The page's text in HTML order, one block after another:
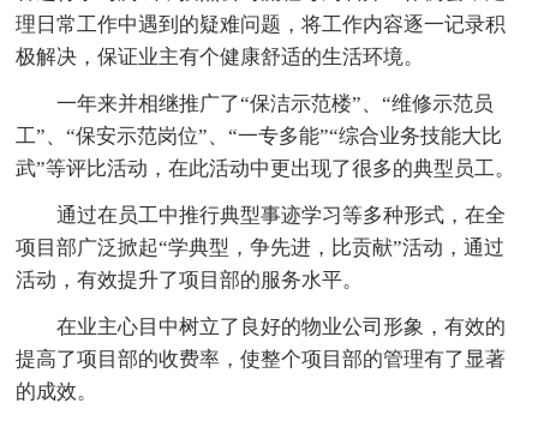
理日常工作中遇到的疑难问题，将工作内容逐一记录积
极解决，保证业主有个健康舒适的生活环境。
一年来并相继推广了“保洁示范楼”、“维修示范员
工”、“保安示范岗位”、“一专多能”“综合业务技能大比
武”等评比活动，在此活动中更出现了很多的典型员工。
通过在员工中推行典型事迹学习等多种形式，在全
项目部广泛掀起“学典型，争先进，比贡献”活动，通过
活动，有效提升了项目部的服务水平。
在业主心目中树立了良好的物业公司形象，有效的
提高了项目部的收费率，使整个项目部的管理有了显著
的成效。